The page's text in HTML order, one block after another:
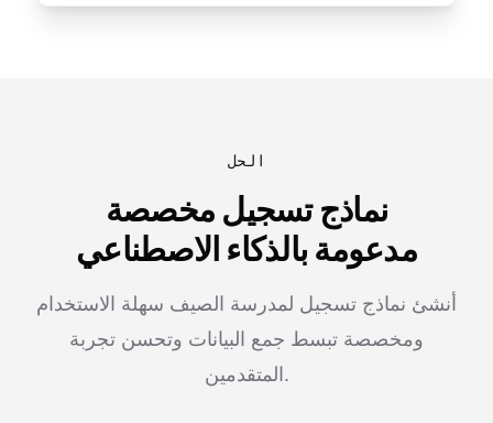
الحل
نماذج تسجيل مخصصة
مدعومة بالذكاء الاصطناعي
أنشئ نماذج تسجيل لمدرسة الصيف سهلة الاستخدام
ومخصصة تبسط جمع البيانات وتحسن تجربة
المتقدمين.